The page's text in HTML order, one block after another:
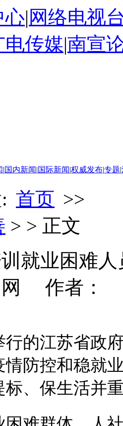
心| 网络电视
电传媒|南宣
|国内新闻|国际新闻|权威发布|专题|
首页 >>
> > 正文
就业困难人
作者：
行的江苏省政
情防控和稳就
标、保生活并